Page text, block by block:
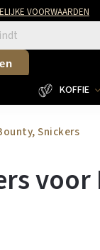
VOORWAARDEN
KOFFIE
Snickers
voor